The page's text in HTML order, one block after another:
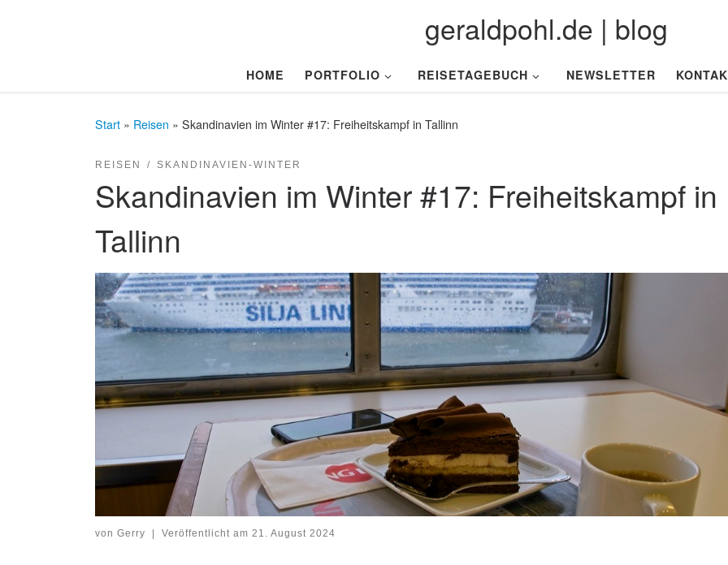
geraldpohl.de | blog
HOME PORTFOLIO REISETAGEBUCH NEWSLETTER
Start » Reisen » Skandinavien im Winter #17: Freiheitskampf in Tallinn
REISEN SKANDINAVIEN-WINTER
Skandinavien im Winter #17: Freiheitskampf in
Tallinn
von Gerry Veröffentlicht am 21. August 2024